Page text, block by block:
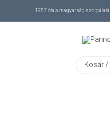
1957 óta a magyarság
Kosár /